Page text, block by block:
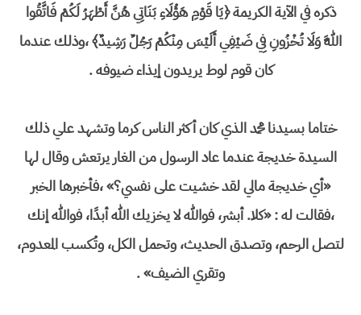
ذكره في الآية الكريمة ﴿يَا قَوْمِ هَؤُلَاءِ بَنَاتِي هُنَّ أَطْهَرُ لَكُمْ فَاتَّقُوا
اللَّهَ وَلَا تُخْزُونِ فِي ضَيْفِي أَلَيْسَ مِنْكُمْ رَجُلٌ رَشِيدٌ﴾ ،وذلك عندما
كان قوم لوط يريدون إيذاء ضيوفه .
ختاما بسيدنا محمد الذي كان أكثر الناس كرما وتشهد علي ذلك
السيدة خديجة عندما عاد الرسول من الغار يرتعش وقال لها
«أي خديجة مالي لقد خشيت على نفسي؟» ،فأخبرها الخبر
،فقالت له : «كلا. أبشر، فوالله لا يخزيك الله أبدًا، فوالله إنك
لتصل الرحم، وتصدق الحديث، وتحمل الكل، وتُكسب المعدوم،
وتقري الضيف» .